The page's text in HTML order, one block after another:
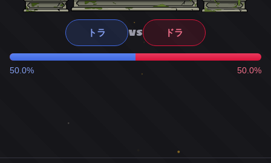
トラ VS ドラ
50.0% 50.0%